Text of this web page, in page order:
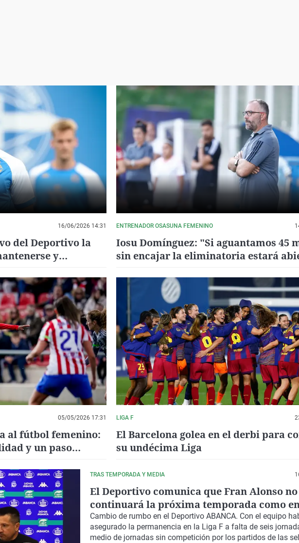
16/06/2026 14:31
del Deportivo la
y
ENTRENADOR OSASUNA FEMENINO
Iosu Domínguez: "Si aguantamos 45
sin encajar la eliminatoria estará
05/05/2026 17:31
al fútbol femenino:
y un paso
LIGA F
El Barcelona golea en el derbi para
su undécima Liga
TRAS TEMPORADA Y MEDIA
El Deportivo comunica que Fran Alonso no
continuará la próxima temporada como
del equipo fem
Cambio de rumbo en el Deportivo ABANCA. Con el equipo
asegurado la permanencia en la Liga F a falta de seis
medio de jornadas sin competición por los partidos de las